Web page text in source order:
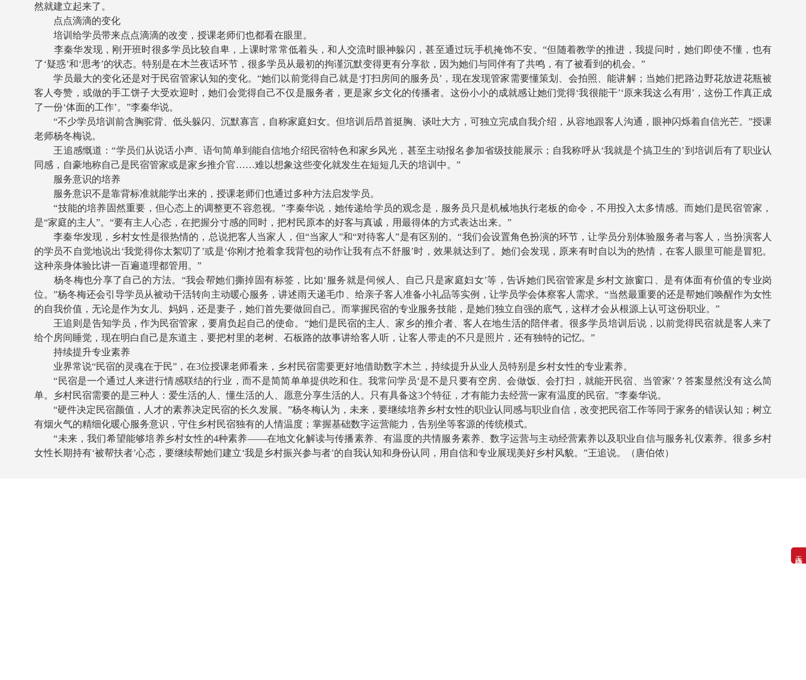
无障碍浏览
然就建立起来了。
点点滴滴的变化
培训给学员带来点点滴滴的改变，授课老师们也都看在眼里。
李秦华发现，刚开班时很多学员比较自卑，上课时常常低着头，和人交流时眼神躲闪，甚至通过玩手机掩饰不安。“但随着教学的推进，我提问时，她们即使不懂，也有
了‘疑惑’和‘思考’的状态。特别是在木兰夜话环节，很多学员从最初的拘谨沉默变得更有分享欲，因为她们与同伴有了共鸣，有了被看到的机会。”
学员最大的变化还是对于民宿管家认知的变化。“她们以前觉得自己就是‘打扫房间的服务员’，现在发现管家需要懂策划、会拍照、能讲解；当她们把路边野花放进花瓶被
客人夸赞，或做的手工饼子大受欢迎时，她们会觉得自己不仅是服务者，更是家乡文化的传播者。这份小小的成就感让她们觉得‘我很能干’‘原来我这么有用’，这份工作真正成
了一份‘体面的工作’。”李秦华说。
“不少学员培训前含胸驼背、低头躲闪、沉默寡言，自称家庭妇女。但培训后昂首挺胸、谈吐大方，可独立完成自我介绍，从容地跟客人沟通，眼神闪烁着自信光芒。”授课
老师杨冬梅说。
王追感慨道：“学员们从说话小声、语句简单到能自信地介绍民宿特色和家乡风光，甚至主动报名参加省级技能展示；自我称呼从‘我就是个搞卫生的’到培训后有了职业认
同感，自豪地称自己是民宿管家或是家乡推介官……难以想象这些变化就发生在短短几天的培训中。”
服务意识的培养
服务意识不是靠背标准就能学出来的，授课老师们也通过多种方法启发学员。
“技能的培养固然重要，但心态上的调整更不容忽视。”李秦华说，她传递给学员的观念是，服务员只是机械地执行老板的命令，不用投入太多情感。而她们是民宿管家，
是“家庭的主人”。“要有主人心态，在把握分寸感的同时，把村民原本的好客与真诚，用最得体的方式表达出来。”
李秦华发现，乡村女性是很热情的，总说把客人当家人，但“当家人”和“对待客人”是有区别的。“我们会设置角色扮演的环节，让学员分别体验服务者与客人，当扮演客人
的学员不自觉地说出‘我觉得你太絮叨了’或是‘你刚才抢着拿我背包的动作让我有点不舒服’时，效果就达到了。她们会发现，原来有时自以为的热情，在客人眼里可能是冒犯。
这种亲身体验比讲一百遍道理都管用。”
杨冬梅也分享了自己的方法。“我会帮她们撕掉固有标签，比如‘服务就是伺候人、自己只是家庭妇女’等，告诉她们民宿管家是乡村文旅窗口、是有体面有价值的专业岗
位。”杨冬梅还会引导学员从被动干活转向主动暖心服务，讲述雨天递毛巾、给亲子客人准备小礼品等实例，让学员学会体察客人需求。“当然最重要的还是帮她们唤醒作为女性
的自我价值，无论是作为女儿、妈妈，还是妻子，她们首先要做回自己。而掌握民宿的专业服务技能，是她们独立自强的底气，这样才会从根源上认可这份职业。”
王追则是告知学员，作为民宿管家，要肩负起自己的使命。“她们是民宿的主人、家乡的推介者、客人在地生活的陪伴者。很多学员培训后说，以前觉得民宿就是客人来了
给个房间睡觉，现在明白自己是东道主，要把村里的老树、石板路的故事讲给客人听，让客人带走的不只是照片，还有独特的记忆。”
持续提升专业素养
业界常说“民宿的灵魂在于民”，在3位授课老师看来，乡村民宿需要更好地借助数字木兰，持续提升从业人员特别是乡村女性的专业素养。
“民宿是一个通过人来进行情感联结的行业，而不是简简单单提供吃和住。我常问学员‘是不是只要有空房、会做饭、会打扫，就能开民宿、当管家’？答案显然没有这么简
单。乡村民宿需要的是三种人：爱生活的人、懂生活的人、愿意分享生活的人。只有具备这3个特征，才有能力去经营一家有温度的民宿。”李秦华说。
“硬件决定民宿颜值，人才的素养决定民宿的长久发展。”杨冬梅认为，未来，要继续培养乡村女性的职业认同感与职业自信，改变把民宿工作等同于家务的错误认知；树立
有烟火气的精细化暖心服务意识，守住乡村民宿独有的人情温度；掌握基础数字运营能力，告别坐等客源的传统模式。
“未来，我们希望能够培养乡村女性的4种素养——在地文化解读与传播素养、有温度的共情服务素养、数字运营与主动经营素养以及职业自信与服务礼仪素养。很多乡村
女性长期持有‘被帮扶者’心态，要继续帮她们建立‘我是乡村振兴参与者’的自我认知和身份认同，用自信和专业展现美好乡村风貌。”王追说。（ 唐伯侬）